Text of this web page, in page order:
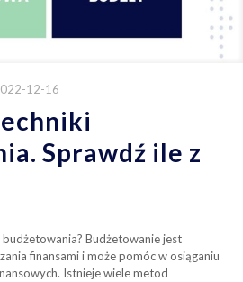
12-16
Sprawdź ile z
Budżetowanie jest
finansami i może pomóc w osiąganiu
Istnieje wiele metod